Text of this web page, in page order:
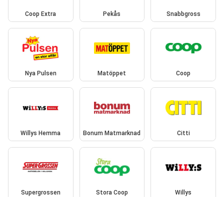
Coop Extra Pekås Snabbgross
Nya Pulsen Matöppet Coop
Willys Hemma Bonum Matmarknad Citti
Supergrossen Stora Coop Willys